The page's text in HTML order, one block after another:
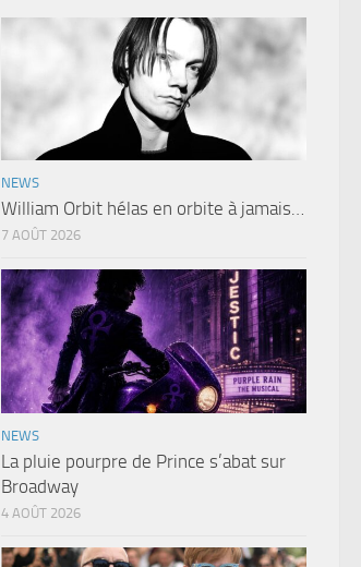
NEWS
William Orbit hélas en orbite à jamais…
7 AOÛT 2026
NEWS
La pluie pourpre de Prince s’abat sur
Broadway
4 AOÛT 2026